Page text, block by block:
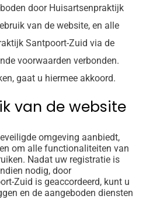
door Huisartsenpraktijk
van de website, en alle
Santpoort-Zuid via de
voorwaarden verbonden.
gaat u hiermee akkoord.
van de website
omgeving aanbiedt,
om alle functionaliteiten van
Nadat uw registratie is
nodig, door
Zuid is geaccordeerd, kunt u
en de aangeboden diensten